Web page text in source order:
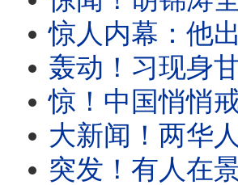
惊人内幕：他出逃失败，连累多名政
轰动！习现身甘肃灾区？天津突然军管！建高
惊！中国悄悄戒严，习认定要出事？
大新闻！两华人获菲尔兹奖，致命打脸土共！他正在
突发！有人在景山公园举牌，公开支持丁薛祥出任总